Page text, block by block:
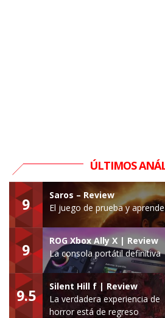
ÚLTIMOS
9
Saros – Review
El juego de prueba y aprende
9
ROG Xbox Ally X | Review
La consola portátil definitiva
9.5
Silent Hill f | Review
La verdadera experiencia de
horror está de regreso